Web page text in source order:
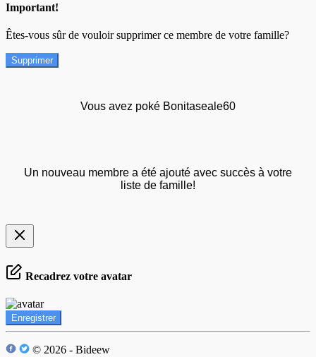
Important!
Êtes-vous sûr de vouloir supprimer ce membre de votre famille?
Supprimer
Vous avez poké Bonitaseale60
Un nouveau membre a été ajouté avec succès à votre
liste de famille!
Recadrez votre avatar
Enregistrer
© 2026 - Bideew